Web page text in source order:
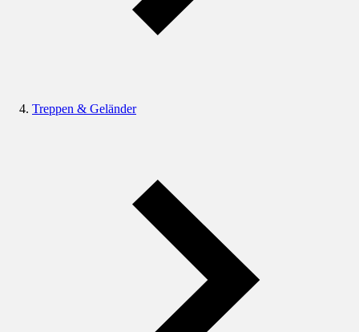
Treppen & Geländer